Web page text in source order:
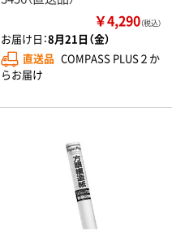
￥4,290（税込）
お届け日：8月21日（金）
直送品 COMPASS PLUS２か
らお届け